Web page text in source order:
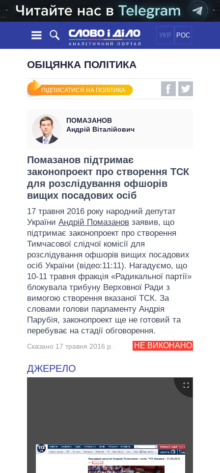
УКР РОС
НОВИНИ
СТРІЧКА
ПОДІЇ
СТАТТІ
ДУМКИ
ОГЛЯДИ
ДАЙДЖЕСТИ
ПОЛІТИКА
ЕКОНОМІКА
СВІТ
ОБIЦЯНКИ
УСІ ПОЛІТИКИ
ПРЕЗИДЕНТ І ОФІС
ВЕРХОВНА РАДА
КАБІНЕТ МІНІСТРІВ
ГОЛОВИ ОБЛАДМІНІСТРАЦІЙ
МЕРИ МІСТ
ВСІ ПЕРСОНИ
ІНФОГРАФІКА
ПІДТРИМАТИ
ПОРІВНЯННЯ ПОЛІТИКІВ
ОБІЦЯНКА ПОЛІТИКА
ПІДПИСАТИСЯ НА ПОЛІТИКА
ПОМАЗАНОВ
Андрій Віталійович
Помазанов підтримає
законопроект про створення ТСК
для розслідування офшорів
вищих посадових осіб
17 травня 2016 року народний депутат
України Андрій Помазанов заявив, що
підтримає законопроект про створення
Тимчасової слідчої комісії для
розслідування офшорів вищих посадових
осіб України (відео:11:11). Нагадуємо, що
10-11 травня фракція «Радикальної партії»
блокувала трибуну Верховної Ради з
вимогою створення вказаної ТСК. За
словами голови парламенту Андрія
Парубія, законопроект ще не готовий та
перебуває на стадії обговорення.
НЕ ВИКОНАНО
Сказано 17 травня 2016 р.
ДЖЕРЕЛО